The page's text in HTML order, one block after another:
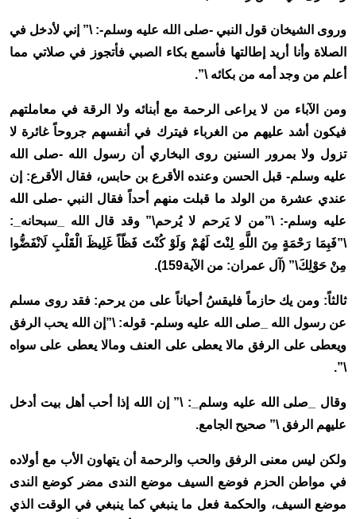
وروى الشيخان قول النبي -صلى الله عليه وسلم-: \” إني لأدخل في
الصلاة وأنا أريد إطالتها فأسمع بكاء الصبي فأتجوز في صلاتي مما
أعلم من وجد أمه من بكائه \”.
ومن الآباء من لا يراعى الرحمة مع أبنائه ولا الرقة في معاملتهم
فيكون أشد عليهم من الغرباء فيترك في أنفسهم جروحاً غائرة لا
تزول ولا بمرور السنين روى البخاري أن رسول الله -صلى الله
عليه وسلم- قبل الحسن وعنده الأقرع بن حابس، فقال الأقرع: إن
عندي عشرة من الولد ما قبلت منهم أحداً فقال النبي -صلى الله
عليه وسلم-: \”من لا يَرحم لا يُرحم\” وقد قال الله _سبحانه_:
\”فَبِمَا رَحْمَةٍ مِنَ اللَّهِ لِنْتَ لَهُمْ وَلَوْ كُنْتَ فَظّاً غَلِيظَ الْقَلْبِ لَانْفَضُّوا
مِنْ حَوْلِكَ\” (آل عمران: من الآية159).
ثالثاً: ومن يك حازماً فليقسُ أحياناً على من يرحم: فقد روى مسلم
عن رسول الله _صلى الله عليه وسلم- قوله: \”إن الله يحب الرفق
ويعطى على الرفق مالا يعطى على العنف ومالا يعطى على سواه
\”.
وقال _صلى الله عليه وسلم_: \” إن الله إذا أحب أهل بيت أدخل
عليهم الرفق \” صحيح الجامع.
ولكن ليس معنى الرفق والحب والرحمة أن يتهاون الأب مع أولاده
في مواطن الحزم فوضع السيف موضع الندى مضر كوضع الندى
موضع السيف، والحكمة فعل ما ينبغي كما ينبغي في الوقت الذي